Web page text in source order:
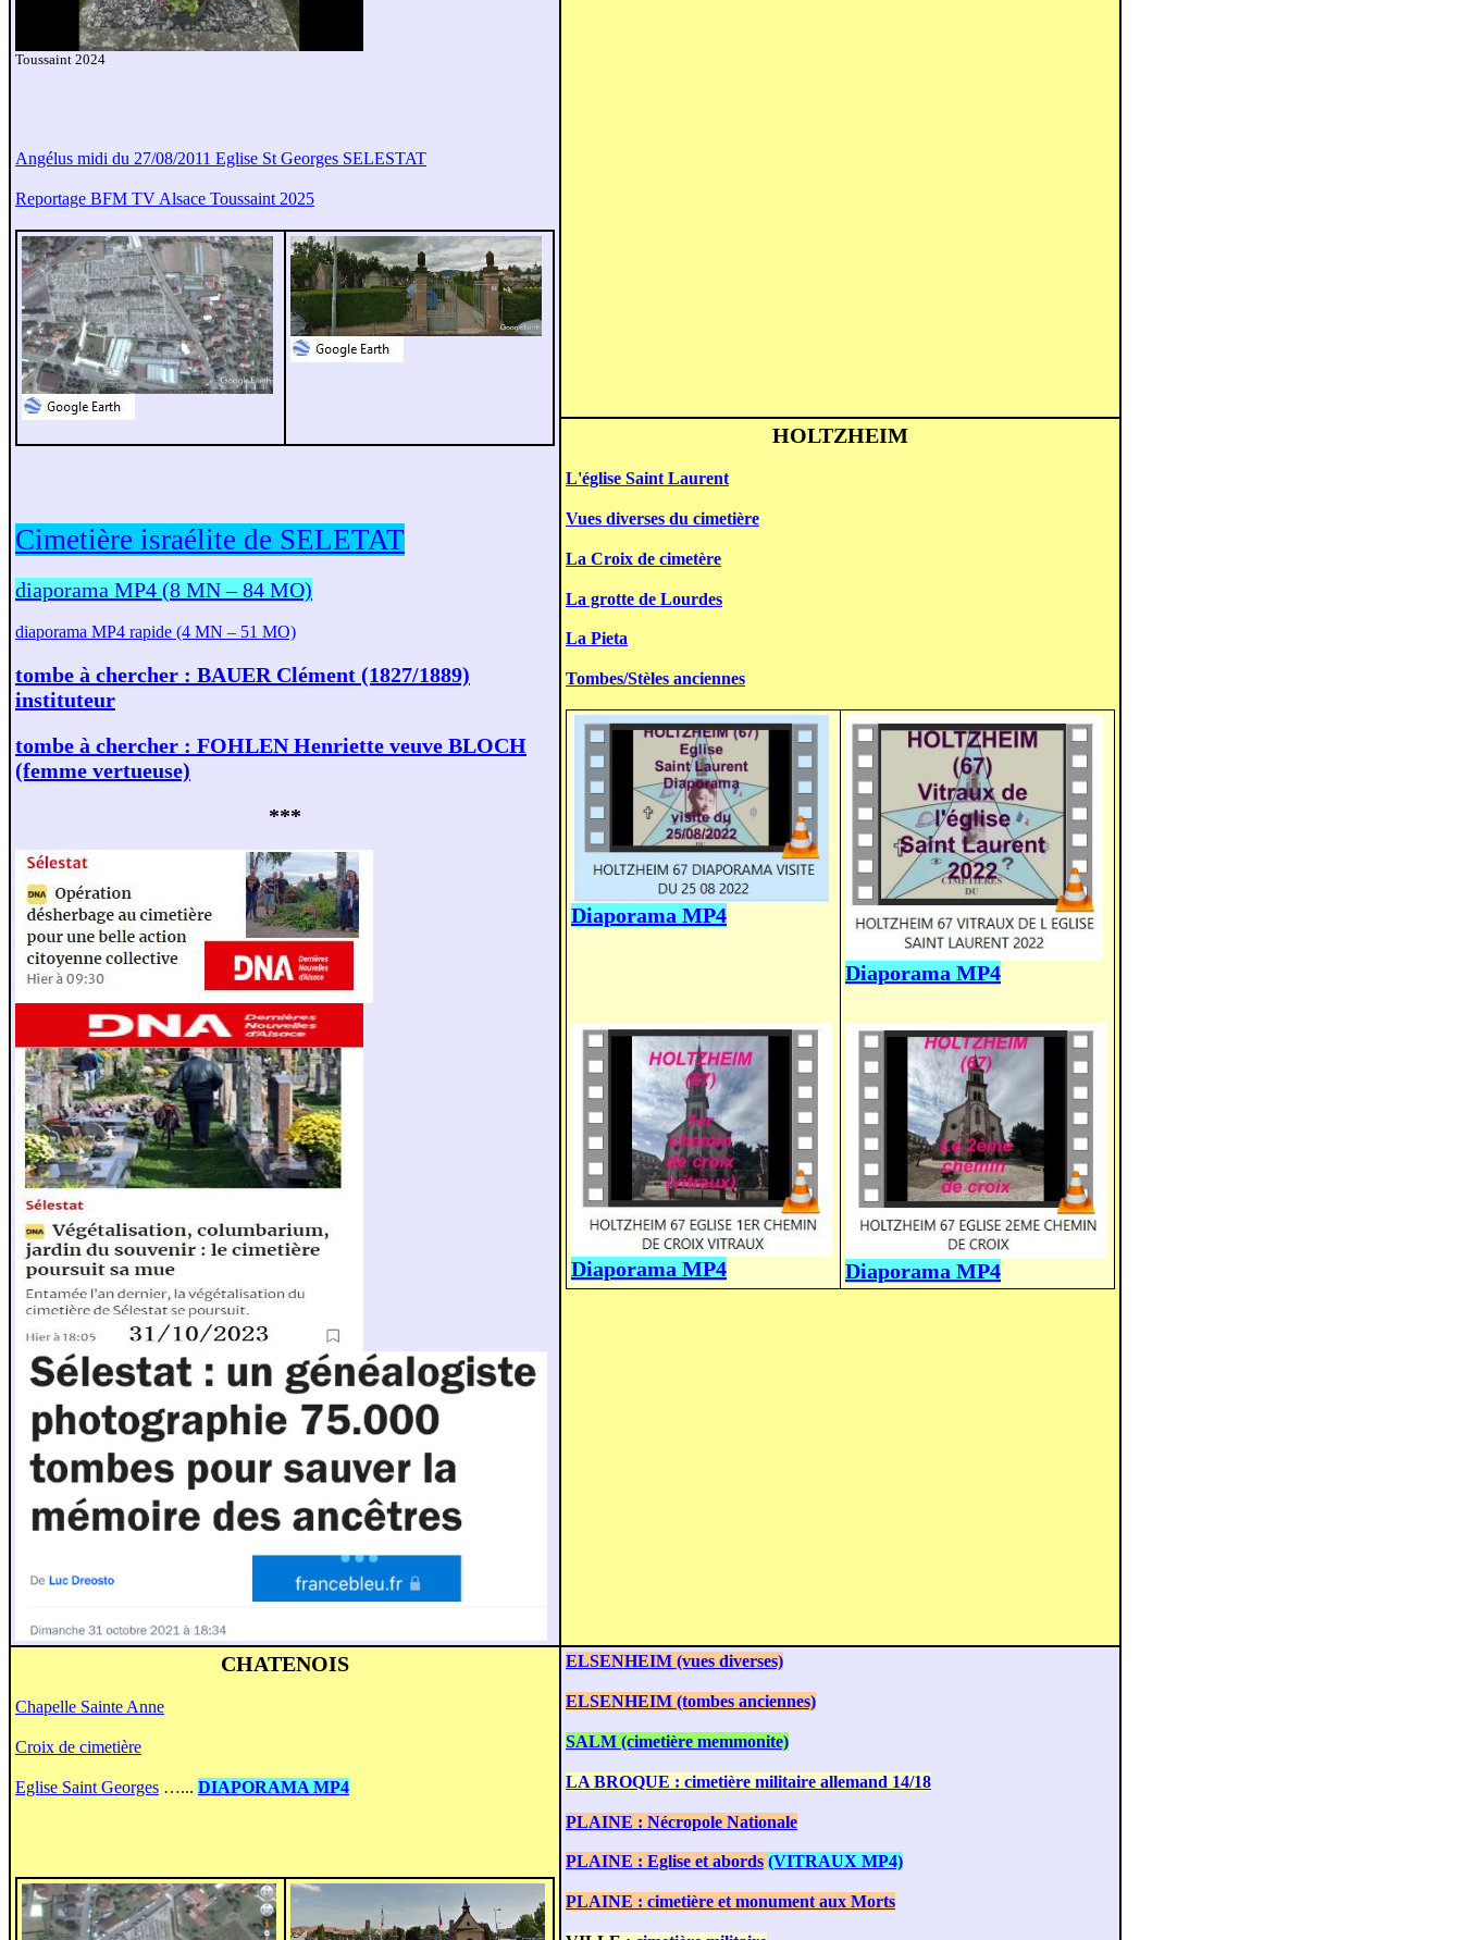
Toussaint 2024
Angélus midi du 27/08/2011 Eglise St Georges SELESTAT
Reportage BFM TV Alsace Toussaint 2025
Cimetière israélite de SELETAT
diaporama MP4 (8 MN – 84 MO)
diaporama MP4 rapide (4 MN – 51 MO)
tombe à chercher : BAUER Clément (1827/1889)
instituteur
tombe à chercher : FOHLEN Henriette veuve BLOCH
(femme vertueuse)
***
HOLTZHEIM
L'église Saint Laurent
Vues diverses du cimetière
La Croix de cimetère
La grotte de Lourdes
La Pieta
Tombes/Stèles anciennes
Diaporama MP4
Diaporama MP4
Diaporama MP4 Diaporama MP4
CHATENOIS
Chapelle Sainte Anne
Croix de cimetière
Eglise Saint Georges …... DIAPORAMA MP4
ELSENHEIM (vues diverses)
ELSENHEIM (tombes anciennes)
SALM (cimetière memmonite)
LA BROQUE : cimetière militaire allemand 14/18
PLAINE : Nécropole Nationale
PLAINE : Eglise et abords (VITRAUX MP4)
PLAINE : cimetière et monument aux Morts